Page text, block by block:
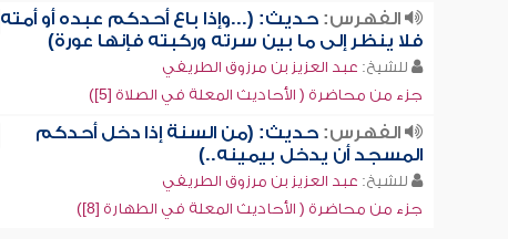
الفهرس:حديث: (...وإذا باع أحدكم عبده أو أمته
فلا ينظر إلى ما بين سرته وركبته فإنها عورة)
للشيخ: عبد العزيز بن مرزوق الطريفي
جزء من محاضرة ( الأحاديث المعلة في الصلاة [5])
الفهرس:حديث: (من السنة إذا دخل أحدكم
المسجد أن يدخل بيمينه..)
للشيخ: عبد العزيز بن مرزوق الطريفي
جزء من محاضرة ( الأحاديث المعلة في الطهارة [8])